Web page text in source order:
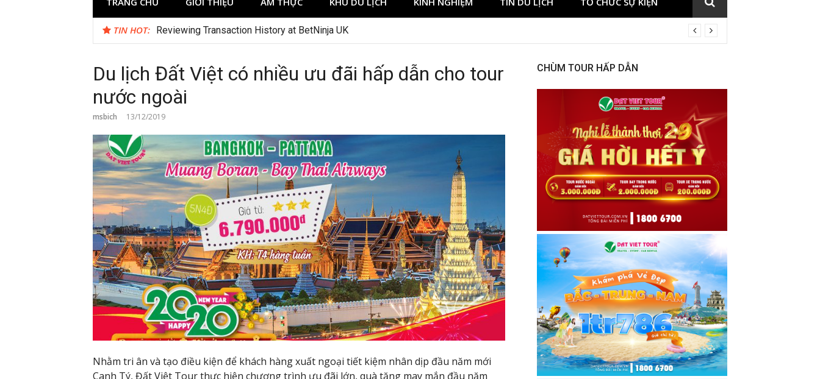
TIN HOT: Reviewing Transaction History at BetNinja UK
Du lịch Đất Việt có nhiều ưu đãi hấp dẫn cho tour
nước ngoài
msbich 13/12/2019
Nhằm tri ân và tạo điều kiện để khách hàng xuất ngoại tiết kiệm nhân dịp đầu năm mới
Canh Tý, Đất Việt Tour thực hiện chương trình ưu đãi lớn, quà tặng may mắn đầu năm
CHÙM TOUR HẤP DẪN